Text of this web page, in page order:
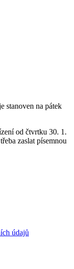
stanoven na pátek
od čtvrtku 30. 1.
zaslat písemnou
údajů